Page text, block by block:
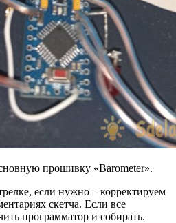
прошивку «Barometer».
если нужно – корректируем
скетча. Если все
программатор и собирать.